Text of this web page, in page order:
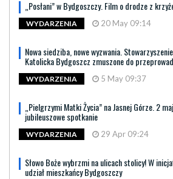
„Posłani” w Bydgoszczy. Film o drodze z
WYDARZENIA 20 May 09:14
Nowa siedziba, nowe wyzwania.
Katolicka Bydgoszcz zmuszone do
WYDARZENIA 5 May 09:37
„Pielgrzymi Matki Życia” na Jasnej Górze. 2
jubileuszowe spotkanie
WYDARZENIA 29 Apr 09:24
Słowo Boże wybrzmi na ulicach stolicy! W
udział mieszkańcy Bydgoszczy